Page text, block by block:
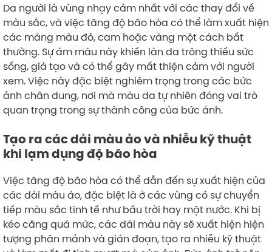
Da người là vùng nhạy cảm nhất với các thay đổi về
màu sắc, và việc tăng độ bão hòa có thể làm xuất hiện
các mảng màu đỏ, cam hoặc vàng một cách bất
thường. Sự ám màu này khiến làn da trông thiếu sức
sống, giả tạo và có thể gây mất thiện cảm với người
xem. Việc này đặc biệt nghiêm trọng trong các bức
ảnh chân dung, nơi mà màu da tự nhiên đóng vai trò
quan trọng trong sự thành công của bức ảnh.
Tạo ra các dải màu ảo và nhiễu kỹ thuật
khi lạm dụng độ bão hòa
Việc tăng độ bão hòa có thể dẫn đến sự xuất hiện của
các dải màu ảo, đặc biệt là ở các vùng có sự chuyển
tiếp màu sắc tinh tế như bầu trời hay mặt nước. Khi bị
kéo căng quá mức, các dải màu này sẽ xuất hiện hiện
tượng phân mảnh và gián đoạn, tạo ra nhiễu kỹ thuật